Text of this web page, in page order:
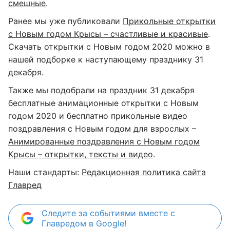
смешные.
Ранее мы уже публиковали Прикольные открытки
с Новым годом Крысы – счастливые и красивые.
Скачать открытки с Новым годом 2020 можно в
нашей подборке к наступающему празднику 31
декабря.
Также мы подобрали на праздник 31 декабря
бесплатные анимационные открытки с Новым
годом 2020 и бесплатно прикольные видео
поздравления с Новым годом для взрослых –
Анимированные поздравления с Новым годом
Крысы – открытки, тексты и видео.
Наши стандарты: Редакционная политика сайта
Главред
Следите за событиями вместе с
Главредом в Google!